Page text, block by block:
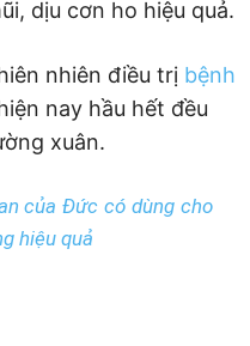
dịu cơn ho hiệu quả.
nhiên điều trị bệnh
nay hầu hết đều
xuân.
của Đức có dùng cho
hiệu quả